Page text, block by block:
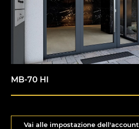
MB-70 HI
Vai alle impostazione dell'account